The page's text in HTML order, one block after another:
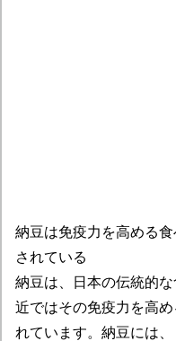
納豆は免疫力を高める食
されている
納豆は、日本の伝統的
近ではその免疫力を高
れています。納豆には